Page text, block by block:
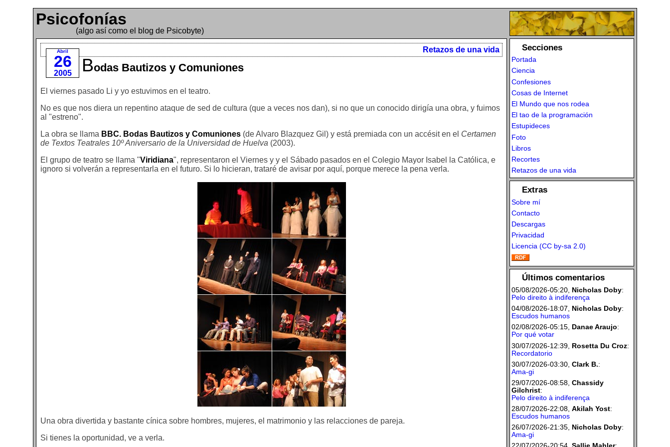
Psicofonías
(algo así como el blog de Psicobyte)
Abril
26
2005
Retazos de una vida
Bodas Bautizos y Comuniones
El viernes pasado Li y yo estuvimos en el teatro.
No es que nos diera un repentino ataque de sed de cultura (que a veces nos dan), si no que un conocido dirigía una obra, y fuimos
al "estreno".
La obra se llama BBC. Bodas Bautizos y Comuniones (de Alvaro Blazquez Gil) y está premiada con un accésit en el Certamen
de Textos Teatrales 10º Aniversario de la Universidad de Huelva (2003).
El grupo de teatro se llama "Viridiana", representaron el Viernes y y el Sábado pasados en el Colegio Mayor Isabel la Católica, e
ignoro si volverán a representarla en el futuro. Si lo hicieran, trataré de avisar por aquí, porque merece la pena verla.
Una obra divertida y bastante cínica sobre hombres, mujeres, el matrimonio y las relacciones de pareja.
Si tienes la oportunidad, ve a verla.
Secciones
Portada
Ciencia
Confesiones
Cosas de Internet
El Mundo que nos rodea
El tao de la programación
Estupideces
Foto
Libros
Recortes
Retazos de una vida
Extras
Sobre mí
Contacto
Descargas
Privacidad
Licencia (CC by-sa 2.0)
Últimos comentarios
05/08/2026-05:20, Nicholas Doby:
Pelo direito à indiferença
04/08/2026-18:07, Nicholas Doby:
Escudos humanos
02/08/2026-05:15, Danae Araujo:
Por qué votar
30/07/2026-12:39, Rosetta Du Croz:
Recordatorio
30/07/2026-03:30, Clark B.:
Ama-gi
29/07/2026-08:58, Chassidy
Gilchrist:
Pelo direito à indiferença
28/07/2026-22:08, Akilah Yost:
Escudos humanos
26/07/2026-21:35, Nicholas Doby:
Ama-gi